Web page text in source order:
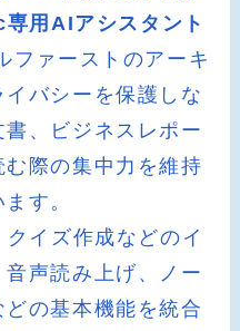
用AIアシスタント
ファーストのアーキ
バシーを保護しな
、ビジネスレポー
む際の集中力を維持
す。
イズ作成などのイ
声読み上げ、ノー
の基本機能を統合